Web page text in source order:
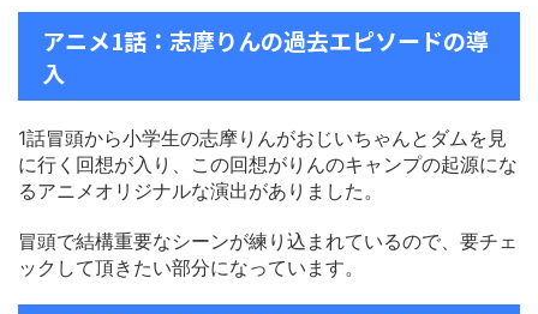
アニメ1話：志摩りんの過去エピソードの導
入
1話冒頭から小学生の志摩りんがおじいちゃんとダムを見
に行く回想が入り、この回想がりんのキャンプの起源にな
るアニメオリジナルな演出がありました。
冒頭で結構重要なシーンが練り込まれているので、要チェ
ックして頂きたい部分になっています。